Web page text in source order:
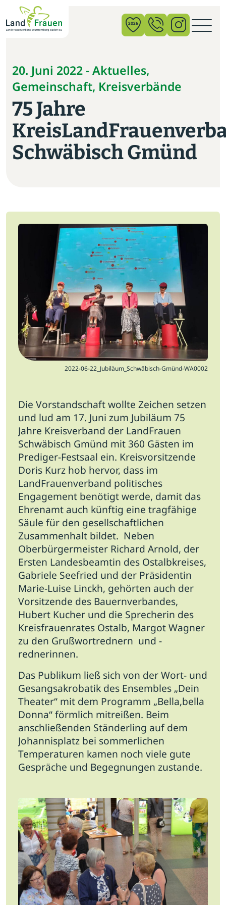
2026
20. Juni 2022 - Aktuelles,
Gemeinschaft, Kreisverbände
75 Jahre
Schwäbisch Gmünd
×
News
Verband
Politik
Bildung
Startseite
Jobs
Newsletter
Presse
Intern
Login
Mitglied werden
2022-06-22_Jubiläum_Schwäbisch-Gmünd-WA0002
Die Vorstandschaft wollte Zeichen setzen
und lud am 17. Juni zum Jubiläum 75
Jahre Kreisverband der LandFrauen
Schwäbisch Gmünd mit 360 Gästen im
Prediger-Festsaal ein. Kreisvorsitzende
Doris Kurz hob hervor, dass im
LandFrauenverband politisches
Engagement benötigt werde, damit das
Ehrenamt auch künftig eine tragfähige
Säule für den gesellschaftlichen
Zusammenhalt bildet. Neben
Oberbürgermeister Richard Arnold, der
Ersten Landesbeamtin des Ostalbkreises,
Gabriele Seefried und der Präsidentin
Marie-Luise Linckh, gehörten auch der
Vorsitzende des Bauernverbandes,
Hubert Kucher und die Sprecherin des
Kreisfrauenrates Ostalb, Margot Wagner
zu den Grußwortrednern und -
rednerinnen.
Das Publikum ließ sich von der Wort- und
Gesangsakrobatik des Ensembles „Dein
Theater“ mit dem Programm „Bella,bella
Donna“ förmlich mitreißen. Beim
anschließenden Ständerling auf dem
Johannisplatz bei sommerlichen
Temperaturen kamen noch viele gute
Gespräche und Begegnungen zustande.